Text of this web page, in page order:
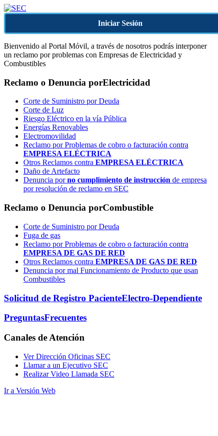
Iniciar Sesión
Bienvenido al Portal Móvil, a través de nosotros podrás interponer
un reclamo por problemas con Empresas de Electricidad y
Combustibles
Reclamo o Denuncia porElectricidad
Corte de Suministro por Deuda
Corte de Luz
Riesgo Eléctrico en la vía Pública
Energías Renovables
Electromovilidad
Reclamo por Problemas de cobro o facturación contra
EMPRESA ELÉCTRICA
Otros Reclamos contra EMPRESA ELÉCTRICA
Daño de Artefacto
Denuncia porno cumplimiento de instrucción de empresa
por resolución de reclamo en SEC
Reclamo o Denuncia porCombustible
Corte de Suministro por Deuda
Fuga de gas
Reclamo por Problemas de cobro o facturación contra
EMPRESA DE GAS DE RED
Otros Reclamos contra EMPRESA DE GAS DE RED
Denuncia por mal Funcionamiento de Producto que usan
Combustibles
Solicitud de Registro PacienteElectro-Dependiente
PreguntasFrecuentes
Canales de Atención
Ver Dirección Oficinas SEC
Llamar a un Ejecutivo SEC
Realizar Video Llamada SEC
Ir a Versión Web